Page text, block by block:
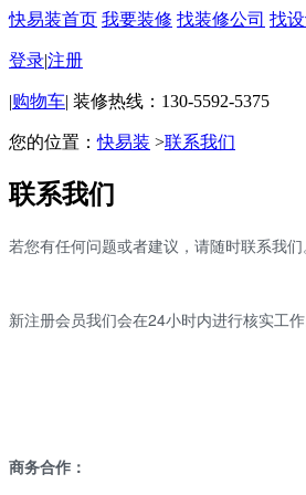
快易装首页 我要装修 找装修公司 找
登录|注册
|购物车| 装修热线：130-5592-5375
您的位置：快易装 >联系我们
联系我们
若您有任何问题或者建议，请随时联系我们。
新注册会员我们会在24小时内进行核实工
商务合作：